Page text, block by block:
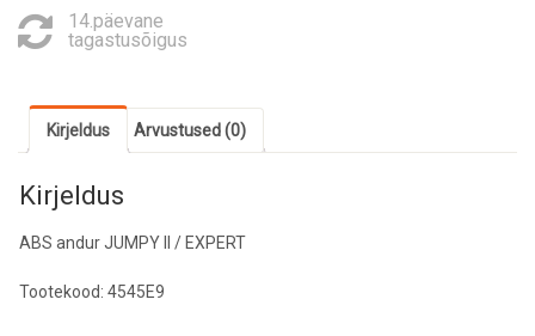
14.päevane
tagastusõigus
Kirjeldus Arvustused (0)
Kirjeldus
ABS andur JUMPY ll / EXPERT
Tootekood: 4545E9